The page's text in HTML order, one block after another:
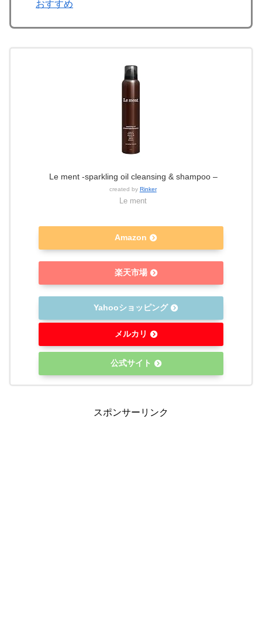
おすすめ
Le ment -sparkling oil cleansing & shampoo –
created by Rinker
Le ment
Amazon
楽天市場
Yahooショッピング
メルカリ
公式サイト
スポンサーリンク